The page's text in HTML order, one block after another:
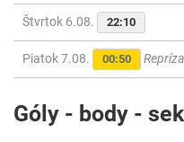
Štvrtok 6.08. 22:10
Piatok 7.08. 00:50 Repríza
Góly - body -